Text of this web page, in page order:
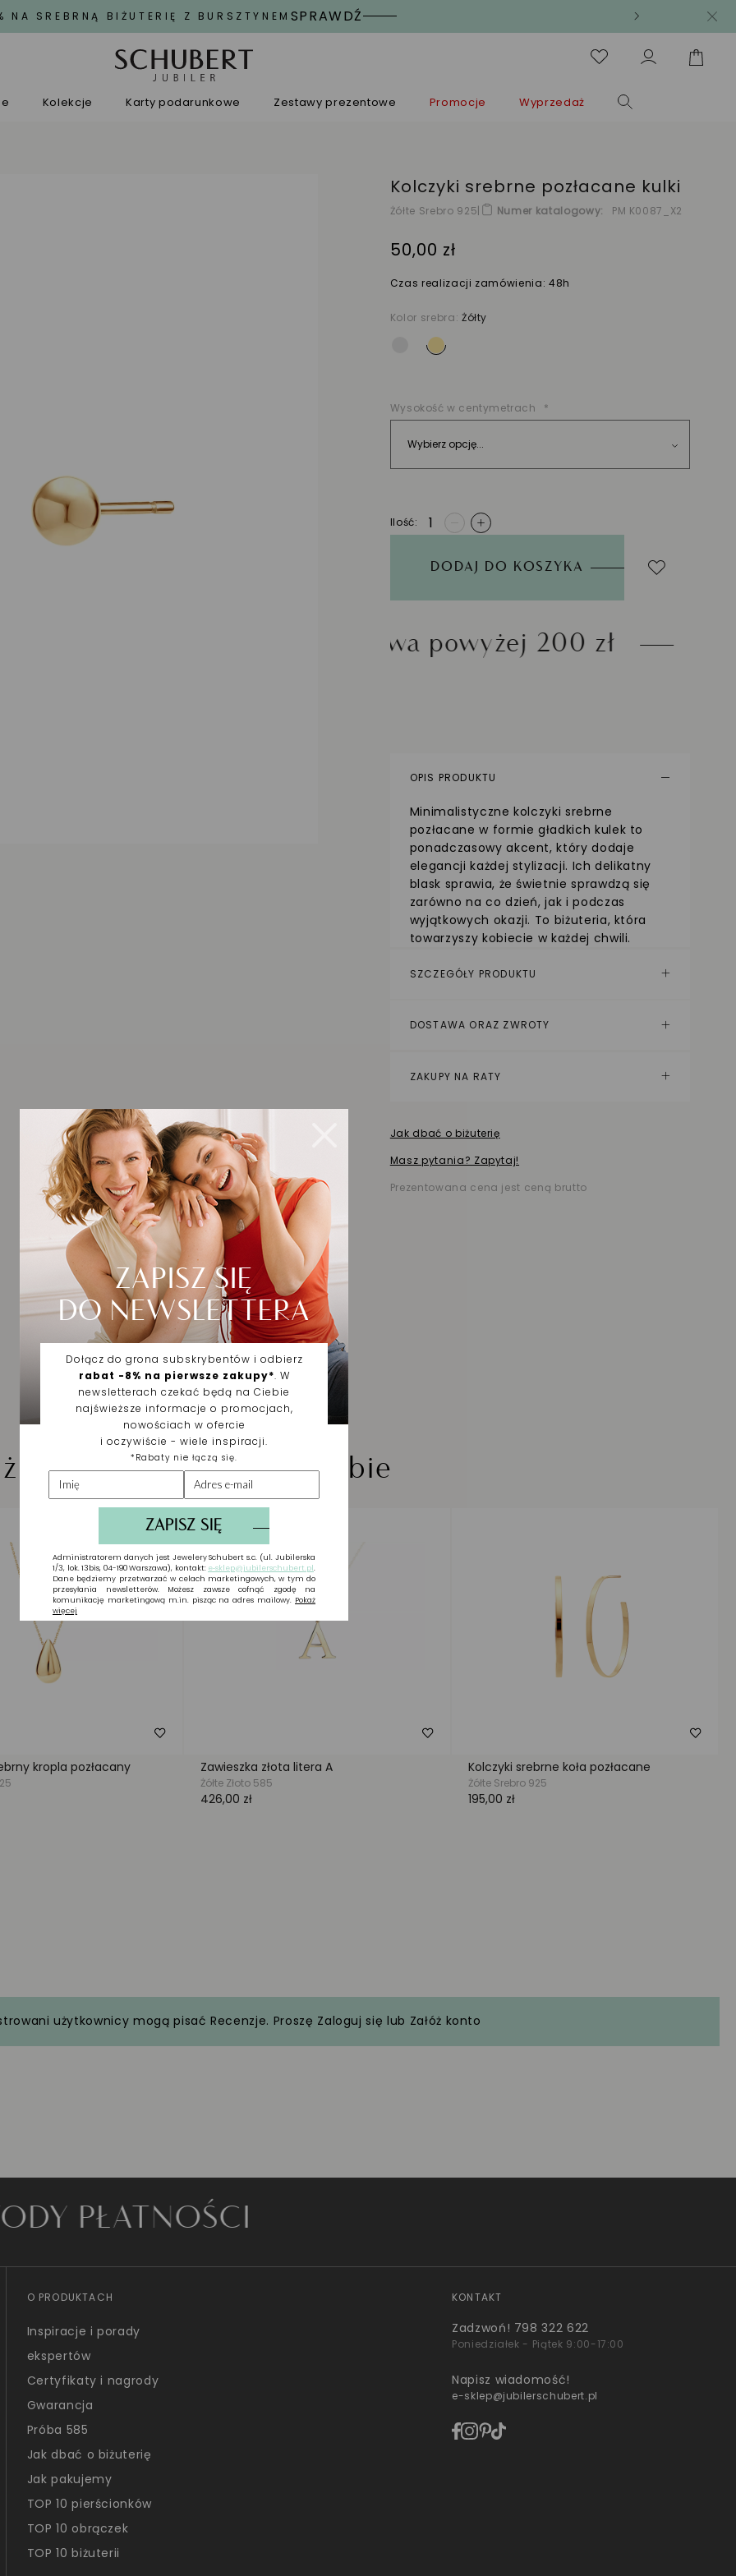
NA SREBRNĄ BIŻUTERIĘ Z BURSZTYNEM SPRAWDŹ
Kolekcje Karty podarunkowe Zestawy prezentowe Promocje Wyprzedaż
Kolczyki srebrne pozłacane kulki
Żółte Srebro 925| Numer katalogowy PM K0087_X2
50,00 zł
Czas realizacji zamówienia: 48h
Kolor srebra: Żółty
Wysokość w centymetrach
Ilość +
DODAJ DO KOSZYKA
Darmowa dostawa powyżej 200 zł
OPIS PRODUKTU
Minimalistyczne kolczyki srebrne
pozłacane w formie gładkich kulek to
ponadczasowy akcent, który dodaje
elegancji każdej stylizacji. Ich delikatny
blask sprawia, że świetnie sprawdzą się
zarówno na co dzień, jak i podczas
wyjątkowych okazji. To biżuteria, która
towarzyszy kobiecie w każdej chwili.
SZCZEGÓŁY PRODUKTU
DOSTAWA ORAZ ZWROTY
ZAKUPY NA RATY
Jak dbać o biżuterię
Masz pytania? Zapytaj!
Prezentowana cena jest ceną brutto
wybrana dla Ciebie
użytkownicy mogą pisać Recenzje. Proszę Zaloguj się lub Załóż konto
O PRODUKTACH
Inspiracje i porady
ekspertów
Certyfikaty i nagrody
Gwarancja
Próba 585
Jak dbać o biżuterię
Jak pakujemy
TOP 10 pierścionków
TOP 10 obrączek
TOP 10 biżuterii
KONTAKT
Zadzwoń! 798 322 622
Poniedziałek - Piątek 9:00-17:00
Napisz wiadomość!
e-sklep@jubilerschubert.pl